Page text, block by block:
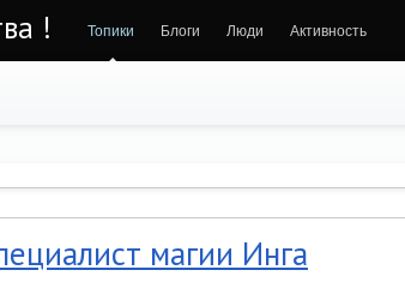
! Топики Блоги Люди Активность
магии Инга